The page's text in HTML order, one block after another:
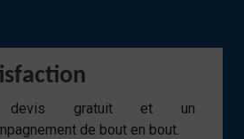
devis gratuit et un
de bout en bout.